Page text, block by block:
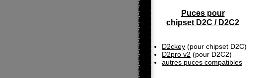
Puces pour
chipset D2C / D2C2
D2ckey (pour chipset D2C)
D2pro v2 (pour D2C2)
autres puces compatibles